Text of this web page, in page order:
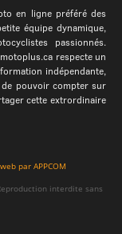
en ligne préféré des
équipe dynamique,
passionnés.
respecte un
indépendante,
de pouvoir compter sur
cette extrordinaire
par APPCOM
interdite sans